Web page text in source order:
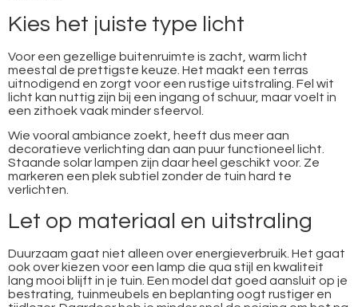
Kies het juiste type licht
Voor een gezellige buitenruimte is zacht, warm licht
meestal de prettigste keuze. Het maakt een terras
uitnodigend en zorgt voor een rustige uitstraling. Fel wit
licht kan nuttig zijn bij een ingang of schuur, maar voelt in
een zithoek vaak minder sfeervol.
Wie vooral ambiance zoekt, heeft dus meer aan
decoratieve verlichting dan aan puur functioneel licht.
Staande solar lampen zijn daar heel geschikt voor. Ze
markeren een plek subtiel zonder de tuin hard te
verlichten.
Let op materiaal en uitstraling
Duurzaam gaat niet alleen over energieverbruik. Het gaat
ook over kiezen voor een lamp die qua stijl en kwaliteit
lang mooi blijft in je tuin. Een model dat goed aansluit op je
bestrating, tuinmeubels en beplanting oogt rustiger en